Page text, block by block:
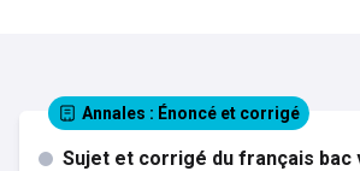
Annales : Énoncé et corrigé
Sujet et corrigé du français bac